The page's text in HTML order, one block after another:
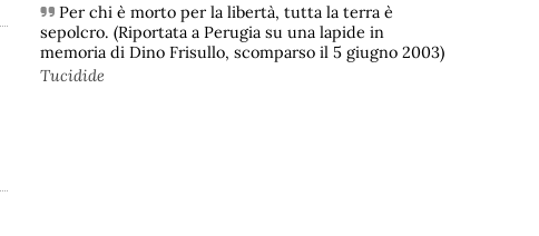
@padraig - 22/6/2026 7:50
**All-Ireland SFC Quarter-Finals draw**
* #Galway v #Dublin
* #Cork v
[news] La violenza non ha mai giustificazioni e finisce
sempre per danneggiare le cause che dichiara di
difendere
I recenti e gravi fatti di Bologna e Chiomonte impongono una
Per chi è morto per la libertà, tutta la terra è
sepolcro. (Riportata a Perugia su una lapide in
memoria di Dino Frisullo, scomparso il 5 giugno 2003)
Tucidide